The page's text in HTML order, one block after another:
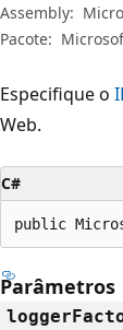
Assembly:
Pacote:
Especifique o
Web.
C#
public
Parâmetros